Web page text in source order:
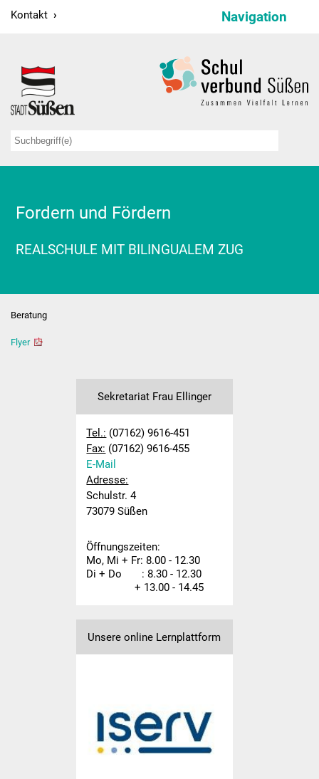
Kontakt Navigation
Schulleitung
Kollegium
Schulsozialarbeit
Ferienplan
Schulordnung /
Grundschule
Verwaltung
Aktuelles
Fordern und Fördern
REALSCHULE MIT BILINGUALEM ZUG
Beratung
Flyer
Sekretariat Frau Ellinger
Tel.: (07162) 9616-451
Fax: (07162) 9616-455
E-Mail
Adresse:
Schulstr. 4
73079 Süßen
Öffnungszeiten:
Mo, Mi + Fr: 8.00 - 12.30
Di + Do : 8.30 - 12.30
+ 13.00 - 14.45
Unsere online Lernplattform